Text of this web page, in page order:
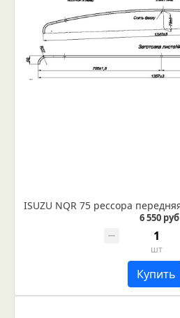
6 550 руб
шт
Купить